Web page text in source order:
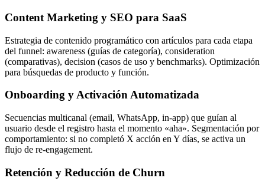
Content Marketing y SEO para SaaS
Estrategia de contenido programático con artículos para cada etapa
del funnel: awareness (guías de categoría), consideration
(comparativas), decision (casos de uso y benchmarks). Optimización
para búsquedas de producto y función.
Onboarding y Activación Automatizada
Secuencias multicanal (email, WhatsApp, in-app) que guían al
usuario desde el registro hasta el momento «aha». Segmentación por
comportamiento: si no completó X acción en Y días, se activa un
flujo de re-engagement.
Retención y Reducción de Churn